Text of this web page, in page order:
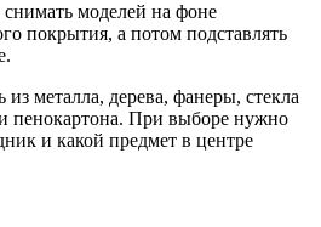
моделей на фоне
покрытия, а потом подставлять
металла, дерева, фанеры, стекла
пенокартона. При выборе нужно
и какой предмет в центре